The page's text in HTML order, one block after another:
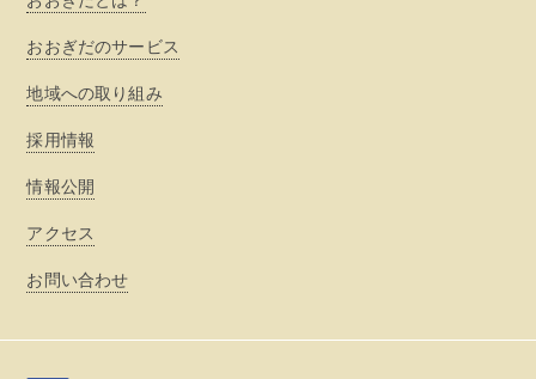
おおぎだのサービス
地域への取り組み
採用情報
情報公開
アクセス
お問い合わせ